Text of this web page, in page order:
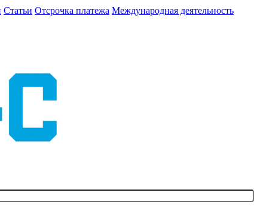
Статьи Отсрочка платежа Международная деятельность